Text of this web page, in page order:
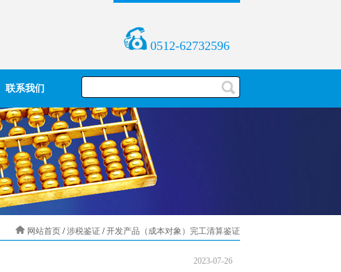
0512-62732596
联系我们
网站首页/涉税鉴证/开发产品（成本对象）完工清算鉴证
2023-07-26